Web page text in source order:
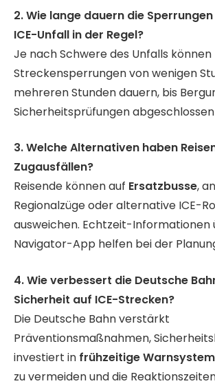
2. Wie lange dauern die
ICE-Unfall in der Regel?
Je nach Schwere des Unfalls können
Streckensperrungen von wenigen
mehreren Stunden dauern, bis
Sicherheitsprüfungen abgeschlossen
3. Welche Alternativen haben
Zugausfällen?
Reisende können auf Ersatzbusse,
Regionalzüge oder alternative ICE-
ausweichen. Echtzeit-Informationen
Navigator-App helfen bei der
4. Wie verbessert die Deutsche
Sicherheit auf ICE-Strecken?
Die Deutsche Bahn verstärkt
Präventionsmaßnahmen,
investiert in frühzeitige
zu vermeiden und die